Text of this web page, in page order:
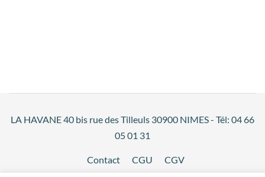
LA HAVANE 40 bis rue des Tilleuls 30900 NIMES - Tél: 04 66
05 01 31
Contact CGU CGV